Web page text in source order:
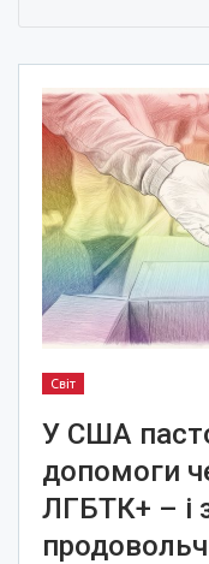
Світ
У США
допомоги
ЛГБТК+ – і